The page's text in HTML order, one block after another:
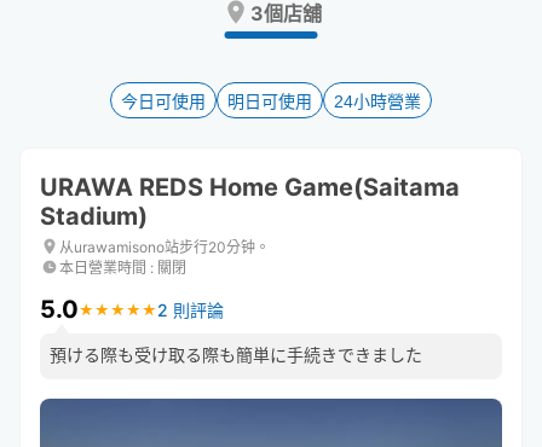
keyboard
shortcuts
for
changing
key
to
keyboard
for
changing
3個店舖
今日可使用 明日可使用 24小時營業
URAWA REDS Home Game(Saitama
Stadium)
从urawamisono站步行20分钟。
本日營業時間 : 關閉
5.0★ ★ ★ ★ ★
★ ★ ★ ★ ★ 2 則評論
預ける際も受け取る際も簡単に手続きできました